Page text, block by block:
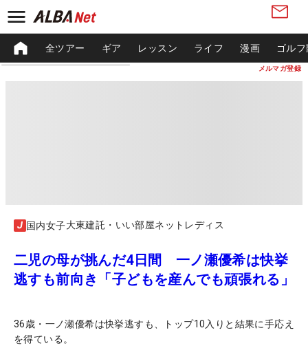
メルマガ登録
全ツアー ギア レッスン ライフ 漫画 ゴル
国内女子大東建託・いい部屋ネットレディス
二児の母が挑んだ4日間 一ノ瀬優希は快挙
逃すも前向き「子どもを産んでも頑張れる」
36歳・一ノ瀬優希は快挙逃すも、トップ10入りと結果に手応え
を得ている。